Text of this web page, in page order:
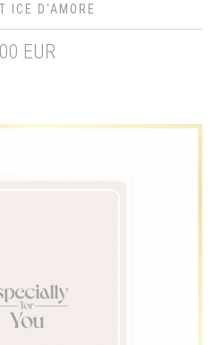
ICE D'AMORE
EUR